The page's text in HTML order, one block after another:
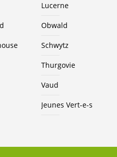
Lucerne
Obwald
Schwytz
Thurgovie
Vaud
Jeunes Vert-e-s